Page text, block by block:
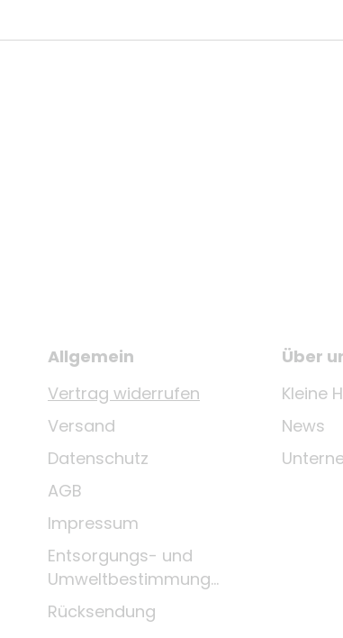
Allgemein
Vertrag widerrufen
Versand
Datenschutz
AGB
Impressum
Entsorgungs- und
Umweltbestimmungen
Rücksendung
Über
Kleine
News